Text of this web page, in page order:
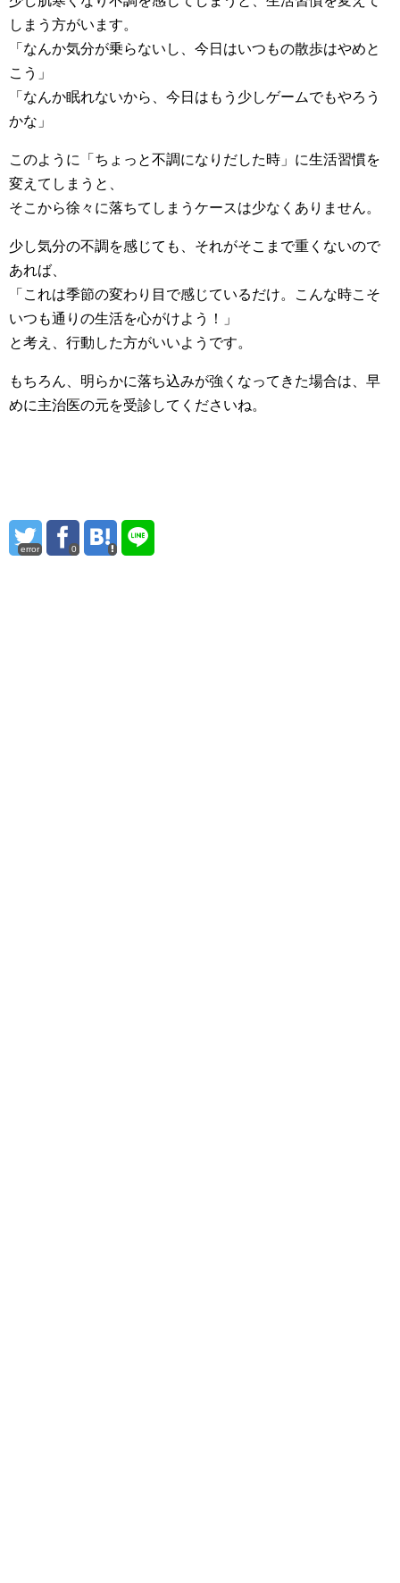
しまう方がいます。
「なんか気分が乗らないし、今日はいつもの散歩はやめと
こう」
「なんか眠れないから、今日はもう少しゲームでもやろう
かな」
このように「ちょっと不調になりだした時」に生活習慣を
変えてしまうと、
そこから徐々に落ちてしまうケースは少なくありません。
少し気分の不調を感じても、それがそこまで重くないので
あれば、
「これは季節の変わり目で感じているだけ。こんな時こそ
いつも通りの生活を心がけよう！」
と考え、行動した方がいいようです。
もちろん、明らかに落ち込みが強くなってきた場合は、早
めに主治医の元を受診してくださいね。
error 0